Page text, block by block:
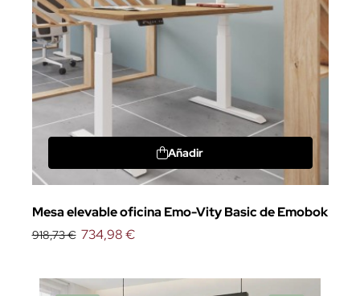
Añadir
Mesa elevable oficina Emo-Vity Basic de Emobok
918,73 € 734,98 €